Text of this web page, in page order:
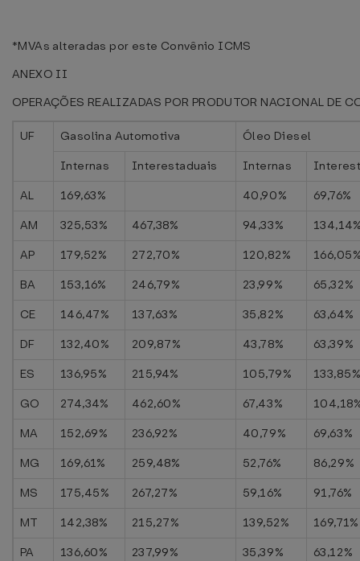
*MVAs alteradas por este Convênio ICMS
ANEXO II
OPERAÇÕES REALIZADAS POR PRODUTOR NACIONAL DE
UF Gasolina Automotiva
Óleo Diesel
Internas
Interestaduais Internas
AL
169,63% 40,90%
69,76%
AM
325,53% 467,38% 94,33%
AP
179,52% 272,70% 120,82%
BA
153,16% 246,79% 23,99%
65,32%
CE
146,47% 137,63% 35,82%
63,64%
DF
132,40% 209,87% 43,78%
63,39%
ES
136,95% 215,94% 105,79%
GO
274,34% 462,60% 67,43%
MA
152,69% 236,92% 40,79%
69,63%
MG
169,61% 259,48% 52,76%
86,29%
MS
175,45% 267,27% 59,16%
91,76%
MT
142,38% 215,27% 139,52%
169,71%
PA
136,60% 237,99% 35,39%
63,12%